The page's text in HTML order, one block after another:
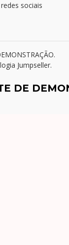
sociais
Jumpseller.
DE